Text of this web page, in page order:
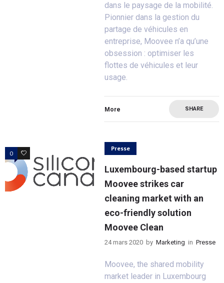
dans le paysage de la mobilité.
Pionnier dans la gestion du
partage de véhicules en
entreprise, Moovee n’a qu’une
obsession : optimiser les
flottes de véhicules et leur
usage.
More SHARE
0 0
Presse
Luxembourg-based startup
Moovee strikes car
cleaning market with an
eco-friendly solution
Moovee Clean
24 mars 2020 by Marketing in Presse
Moovee, the shared mobility
market leader in Luxembourg